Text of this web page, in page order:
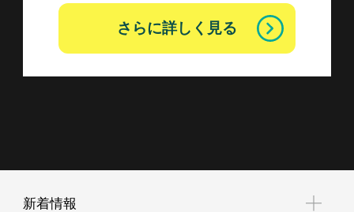
さらに詳しく見る
新着情報